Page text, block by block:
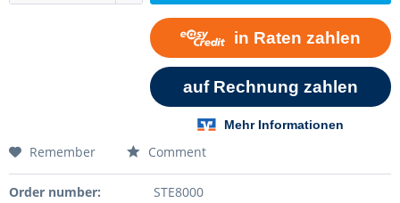
Remember Comment
Order number:
STE8000